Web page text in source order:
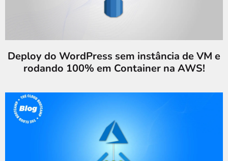
Deploy do WordPress sem instância de VM e
rodando 100% em Container na AWS!